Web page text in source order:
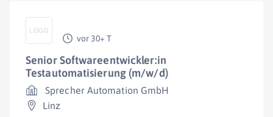
vor 30+ T
Senior Softwareentwickler:in
Testautomatisierung (m/w/d)
Sprecher Automation GmbH
Linz